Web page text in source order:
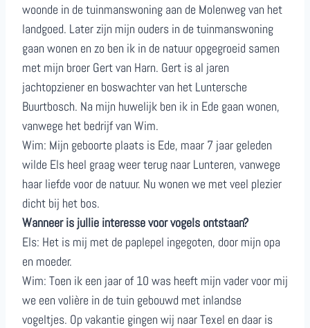
woonde in de tuinmanswoning aan de Molenweg van het
landgoed. Later zijn mijn ouders in de tuinmanswoning
gaan wonen en zo ben ik in de natuur opgegroeid samen
met mijn broer Gert van Harn. Gert is al jaren
jachtopziener en boswachter van het Luntersche
Buurtbosch. Na mijn huwelijk ben ik in Ede gaan wonen,
vanwege het bedrijf van Wim.
Wim: Mijn geboorte plaats is Ede, maar 7 jaar geleden
wilde Els heel graag weer terug naar Lunteren, vanwege
haar liefde voor de natuur. Nu wonen we met veel plezier
dicht bij het bos.
Wanneer is jullie interesse voor vogels ontstaan?
Els: Het is mij met de paplepel ingegoten, door mijn opa
en moeder.
Wim: Toen ik een jaar of 10 was heeft mijn vader voor mij
we een volière in de tuin gebouwd met inlandse
vogeltjes. Op vakantie gingen wij naar Texel en daar is